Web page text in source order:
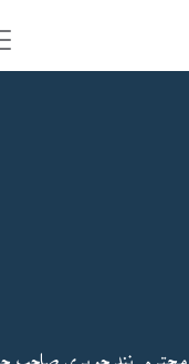
محترم نند جويري صاحب